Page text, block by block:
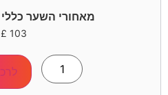
מאחורי השער
103
£